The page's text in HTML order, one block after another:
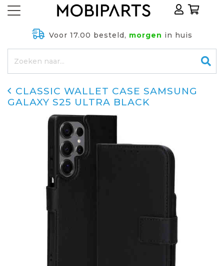
Voor 17.00 besteld, morgen in huis
CLASSIC WALLET CASE SAMSUNG
GALAXY S25 ULTRA BLACK